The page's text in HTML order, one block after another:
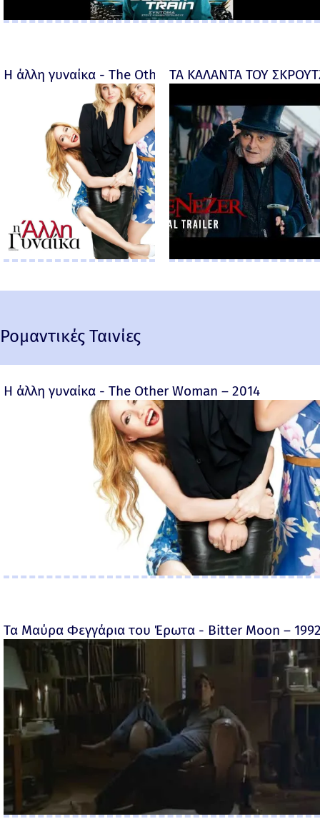
Η άλλη γυναίκα - The Other Woman – 2014
ΤΑ ΚΑΛΑΝΤΑ ΤΟΥ
Ρομαντικές Ταινίες
Η άλλη γυναίκα - The Other Woman – 2014
Τα Μαύρα Φεγγάρια του Έρωτα - Bitter Moon –